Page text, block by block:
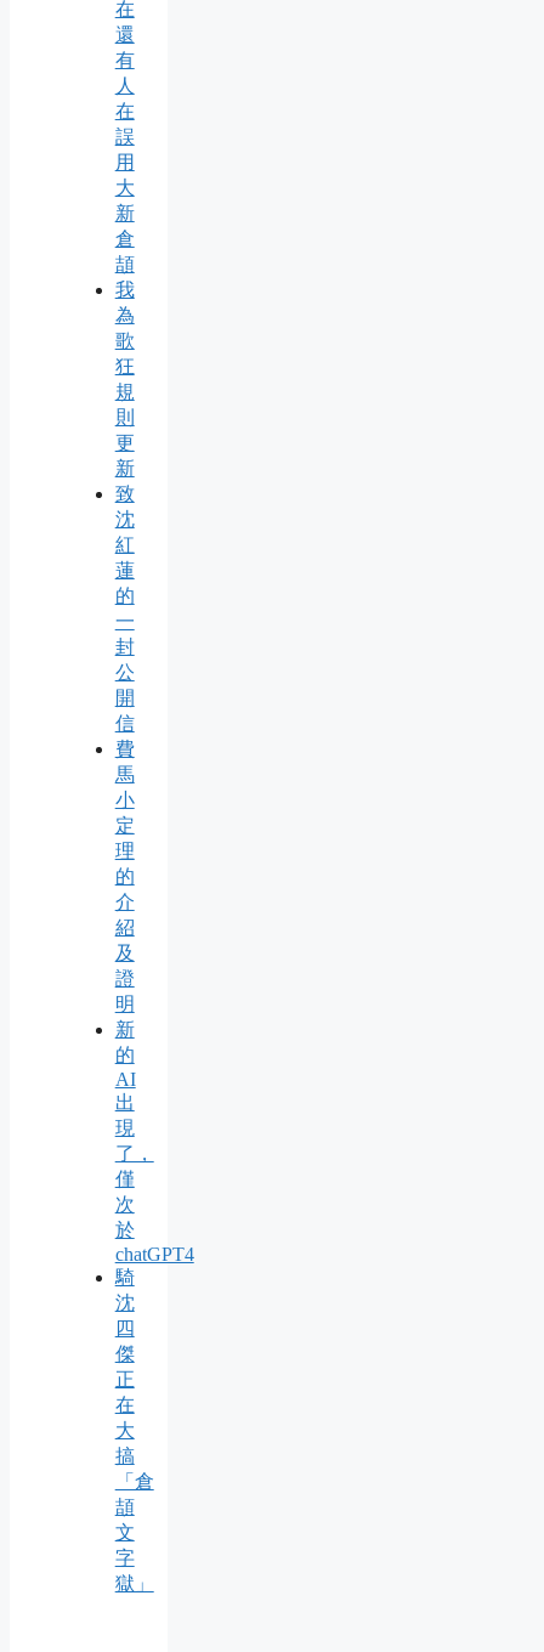
在
還
有
人
在
誤
用
大
新
倉
頡
我
為
歌
狂
規
則
更
新
致
沈
紅
蓮
的
一
封
公
開
信
費
馬
小
定
理
的
介
紹
及
證
明
新
的
AI
出
現
了，
僅
次
於
chatGPT4
騎
沈
四
傑
正
在
大
搞
「倉
頡
文
字
獄」